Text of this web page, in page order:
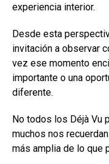
experiencia interior.
Desde esta
invitación a observar
vez ese momento
importante o una
diferente.
No todos los Déjà Vu
muchos nos
más amplia de lo que